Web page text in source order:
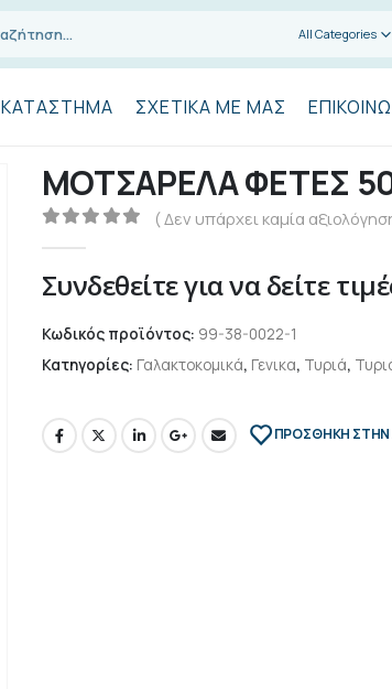
All Categories
ΚΑΤΆΣΤΗΜΑ ΣΧΕΤΙΚΆ ΜΕ ΜΑΣ
ΜΟΤΣΑΡΕΛΑ ΦΕΤΕΣ
( Δεν υπάρχει καμία
Συνδεθείτε για να δείτε
Κωδικός προϊόντος: 99-38-0022-1
Κατηγορίες: Γαλακτοκομικά, Γενικα, Τυριά,
ΠΡΌΣΘΉΚΗ ΣΤΗΝ